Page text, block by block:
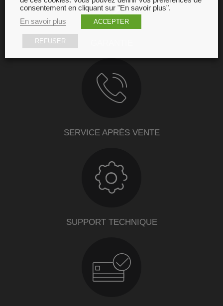
SERVICE APRÈS VENTE
SUPPORT TECHNIQUE
consentement en cliquant sur "En savoir plus".
En savoir plus
ACCEPTER
REFUSER